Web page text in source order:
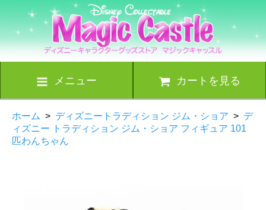
メニュー カートを見る
ホーム > ディズニートラディション ジム・ショア > デ
ィズニー トラディション ジム・ショア フィギュア 101
匹わんちゃん